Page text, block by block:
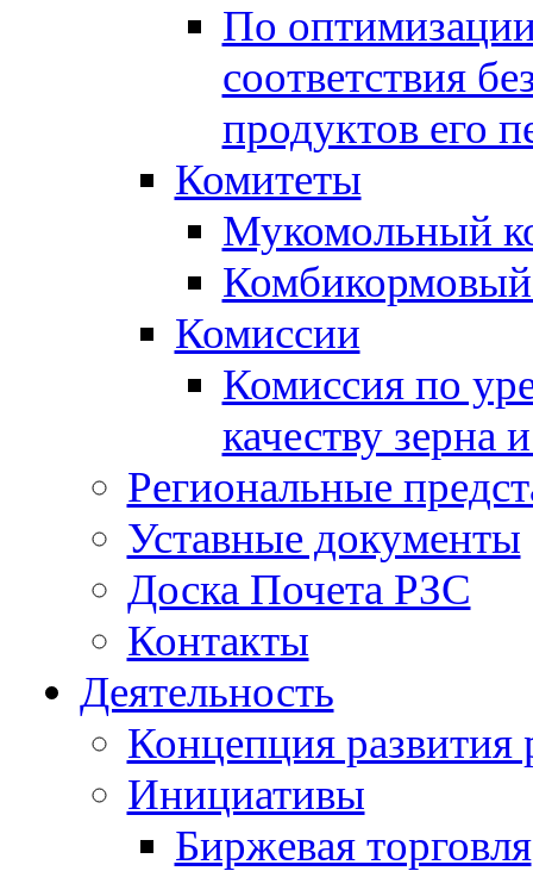
По
соответствия
продуктов его
Комитеты
Мукомольный
Комбикормовый
Комиссии
Комиссия по
качеству зерна
Региональные
Уставные документы
Доска Почета РЗС
Контакты
Деятельность
Концепция развития
Инициативы
Биржевая торговля